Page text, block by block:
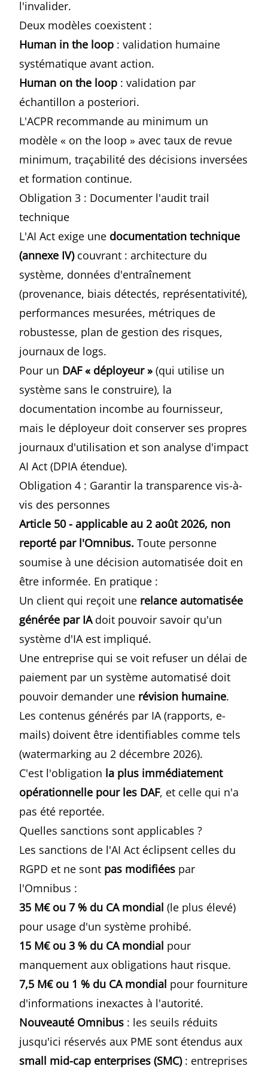
l'invalider.
Deux modèles coexistent :
Human in the loop : validation humaine
systématique avant action.
Human on the loop : validation par
échantillon a posteriori.
L'ACPR recommande au minimum un
modèle « on the loop » avec taux de revue
minimum, traçabilité des décisions inversées
et formation continue.
Obligation 3 : Documenter l'audit trail
technique
L'AI Act exige une documentation technique
(annexe IV)couvrant : architecture du
système, données d'entraînement
(provenance, biais détectés, représentativité),
performances mesurées, métriques de
robustesse, plan de gestion des risques,
journaux de logs.
Pour un DAF « déployeur » (qui utilise un
système sans le construire), la
documentation incombe au fournisseur,
mais le déployeur doit conserver ses propres
journaux d'utilisation et son analyse d'impact
AI Act (DPIA étendue).
Obligation 4 : Garantir la transparence vis-à-
vis des personnes
Article 50 - applicable au 2 août 2026, non
reporté par l'Omnibus. Toute personne
soumise à une décision automatisée doit en
être informée. En pratique :
Un client qui reçoit une relance automatisée
générée par IAdoit pouvoir savoir qu'un
système d'IA est impliqué.
Une entreprise qui se voit refuser un délai de
paiement par un système automatisé doit
pouvoir demander une révision humaine.
Les contenus générés par IA (rapports, e-
mails) doivent être identifiables comme tels
(watermarking au 2 décembre 2026).
C'est l'obligation la plus immédiatement
opérationnelle pour les DAF, et celle qui n'a
pas été reportée.
Quelles sanctions sont applicables ?
Les sanctions de l'AI Act éclipsent celles du
RGPD et ne sont pas modifiées par
l'Omnibus :
35 M€ ou 7 % du CA mondial (le plus élevé)
pour usage d'un système prohibé.
15 M€ ou 3 % du CA mondial pour
manquement aux obligations haut risque.
7,5 M€ ou 1 % du CA mondial pour fourniture
d'informations inexactes à l'autorité.
Nouveauté Omnibus : les seuils réduits
jusqu'ici réservés aux PME sont étendus aux
small mid-cap enterprises (SMC): entreprises